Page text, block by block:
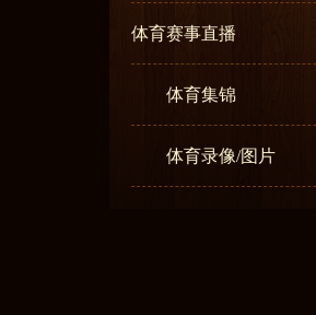
体育赛事直播
体育集锦
体育录像/图片